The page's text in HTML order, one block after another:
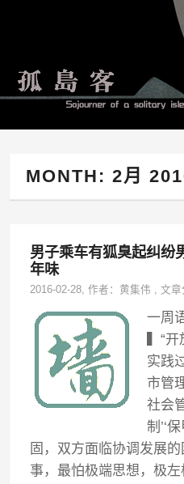
MONTH:2月
男子乘车有狐臭起纠纷
年味
2016-02-28, 作者：黄集伟 ,文章
一周
▍“
实践
市管
社会
制’‘
固，双方面临协调发展
事，最怕极端思想，极